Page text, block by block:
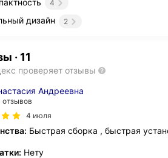
4
дизайн 2
· 11
проверяет отзывы
Андреевна
отзывов
4 июля
Быстрая сборка , быстрая
Нету